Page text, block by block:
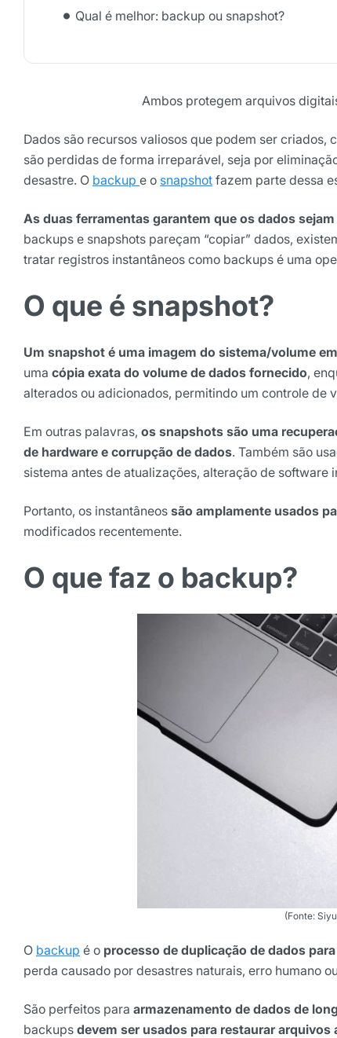
Qual é melhor: backup ou snapshot?
Ambos protegem arquivos
Dados são recursos valiosos que podem ser
são perdidas de forma irreparável, seja por
desastre. O backup e o snapshot fazem parte dessa
As duas ferramentas garantem que os dados
backups e snapshots pareçam “copiar” dados,
tratar registros instantâneos como backups é uma
O que é snapshot?
Um snapshot é uma imagem do sistema/volume
uma cópia exata do volume de dados fornecido,
alterados ou adicionados, permitindo um controle de
Em outras palavras, os snapshots são uma
de hardware e corrupção de dados. Também são
sistema antes de atualizações, alteração de software
Portanto, os instantâneos são amplamente usados
modificados recentemente.
O que faz o backup?
(Fonte:
O backup é o processo de duplicação de dados
perda causado por desastres naturais, erro humano
São perfeitos para armazenamento de dados de
backups devem ser usados para restaurar
Tendências e materiais
digital que valem a
Nome
E-mail
Selecione sua área de
*Ao assinar nossa newsletter,
de Privacidade
Assinar